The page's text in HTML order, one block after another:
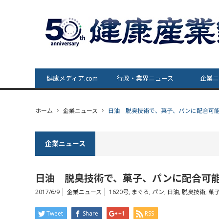
健康メディア.com 行政・業界ニュース 企業
ホーム 企業ニュース 日油 脱臭技術で、菓子、パンに配合可
企業ニュース
日油 脱臭技術で、菓子、パンに配合可
2017/6/9 企業ニュース 1620号, まぐろ, パン, 日油, 脱臭技術, 菓
Tweet Share +1 RSS